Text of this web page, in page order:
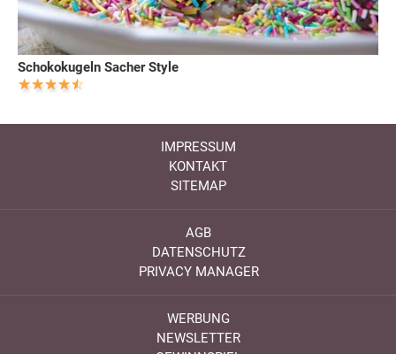
Schokokugeln Sacher Style
IMPRESSUM
KONTAKT
SITEMAP
AGB
DATENSCHUTZ
PRIVACY MANAGER
WERBUNG
NEWSLETTER